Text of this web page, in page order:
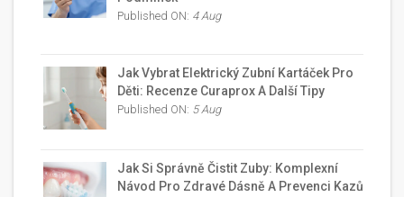
Published ON: 4 Aug
Jak Vybrat Elektrický Zubní Kartáček Pro
Děti: Recenze Curaprox A Další Tipy
Published ON: 5 Aug
Jak Si Správně Čistit Zuby: Komplexní
Návod Pro Zdravé Dásně A Prevenci Kazů